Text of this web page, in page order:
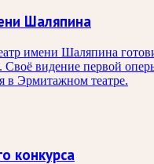
Шаляпина
имени Шаляпина
Своё видение первой
в Эрмитажном театре.
конкурса